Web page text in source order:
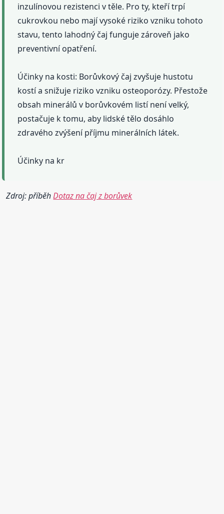
inzulínovou rezistenci v těle. Pro ty, kteří trpí
cukrovkou nebo mají vysoké riziko vzniku tohoto
stavu, tento lahodný čaj funguje zároveň jako
preventivní opatření.
Účinky na kosti: Borůvkový čaj zvyšuje hustotu
kostí a snižuje riziko vzniku osteoporózy. Přestože
obsah minerálů v borůvkovém listí není velký,
postačuje k tomu, aby lidské tělo dosáhlo
zdravého zvýšení příjmu minerálních látek.
Účinky na kr
Zdroj: příběhDotaz na čaj z borůvek